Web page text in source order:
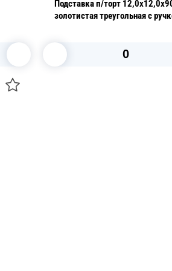
Подставка п/торт
золотистая треугольная с